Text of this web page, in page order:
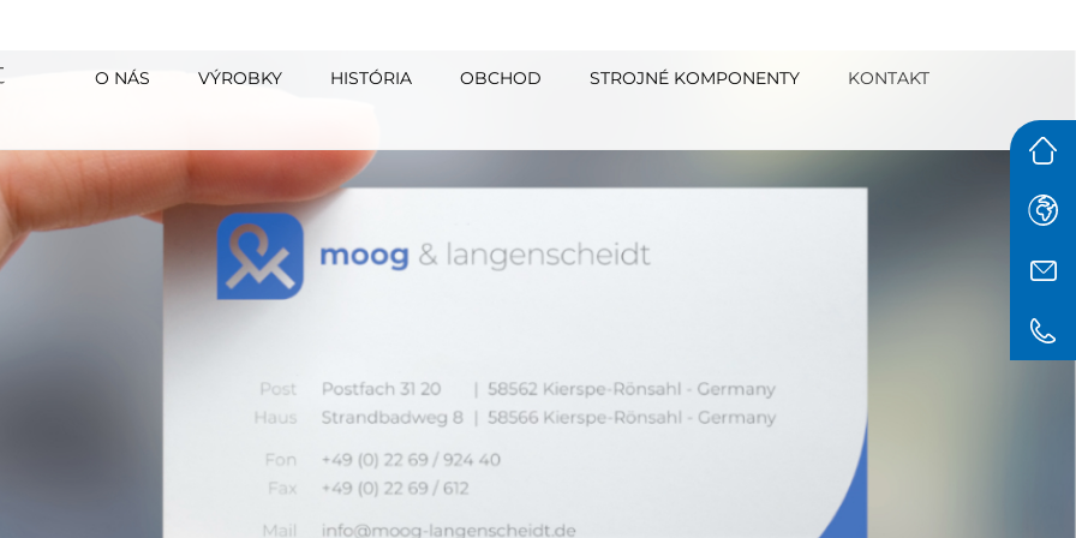
O NÁS VÝROBKY HISTÓRIA OBCHOD STROJNÉ KOMPONENTY KONTAKT